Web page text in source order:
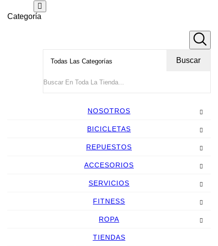
Categoría
Buscar
NOSOTROS
BICICLETAS
REPUESTOS
ACCESORIOS
SERVICIOS
FITNESS
ROPA
TIENDAS